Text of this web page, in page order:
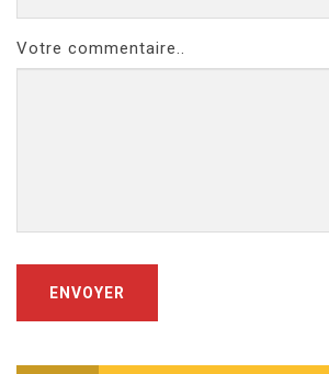
Votre commentaire..
ENVOYER